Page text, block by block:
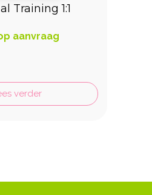
Training 1:1
aanvraag
verder